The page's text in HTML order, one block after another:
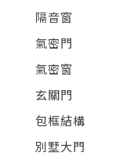
隔音窗
氣密門
氣密窗
玄關門
包框結構
別墅大門